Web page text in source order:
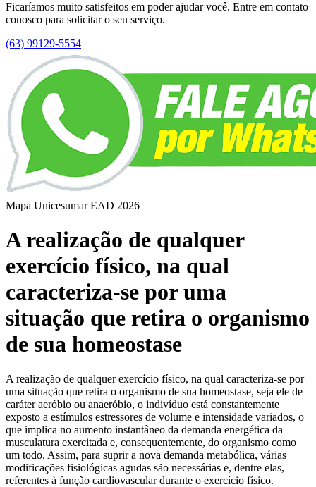
Ficaríamos muito satisfeitos em poder ajudar você. Entre em contato
conosco para solicitar o seu serviço.
(63) 99129-5554
Mapa Unicesumar EAD 2026
A realização de qualquer
exercício físico, na qual
caracteriza-se por uma
situação que retira o organismo
de sua homeostase
A realização de qualquer exercício físico, na qual caracteriza-se por
uma situação que retira o organismo de sua homeostase, seja ele de
caráter aeróbio ou anaeróbio, o indivíduo está constantemente
exposto a estímulos estressores de volume e intensidade variados, o
que implica no aumento instantâneo da demanda energética da
musculatura exercitada e, consequentemente, do organismo como
um todo. Assim, para suprir a nova demanda metabólica, várias
modificações fisiológicas agudas são necessárias e, dentre elas,
referentes à função cardiovascular durante o exercício físico.